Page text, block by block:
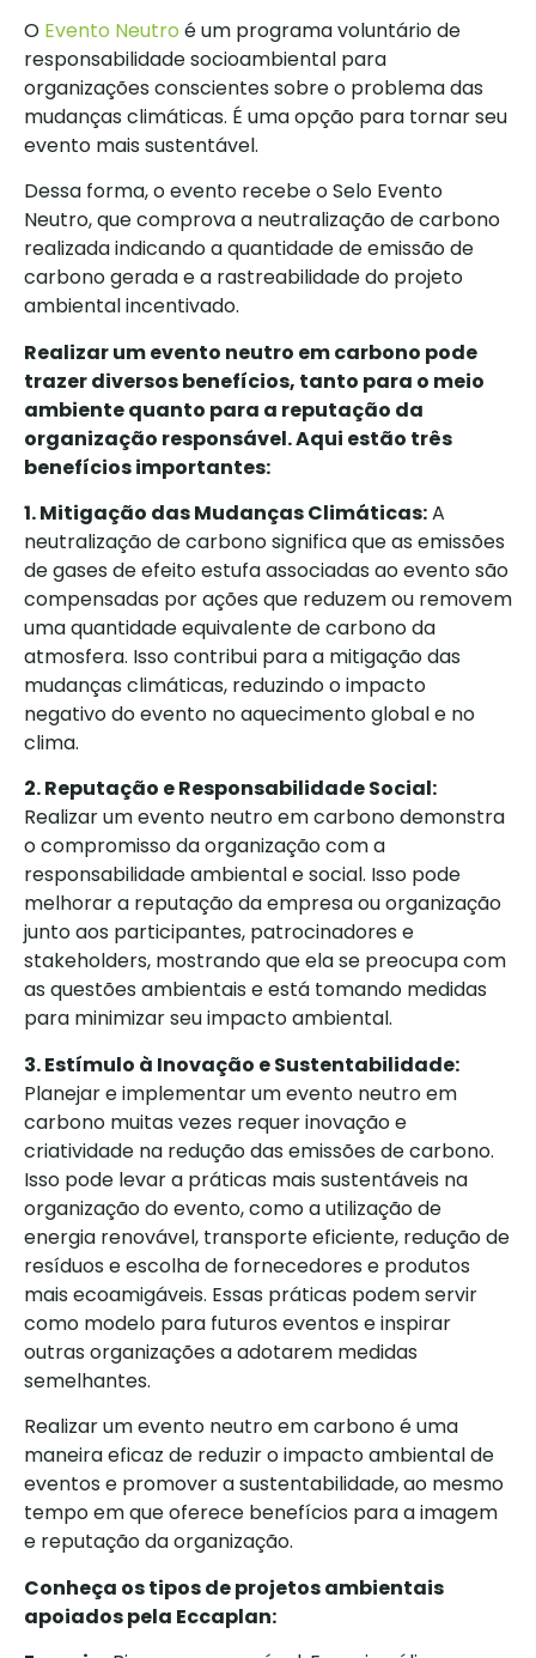
O Evento Neutro é um programa voluntário de
responsabilidade socioambiental para
organizações conscientes sobre o problema das
mudanças climáticas. É uma opção para tornar seu
evento mais sustentável.
Dessa forma, o evento recebe o Selo Evento
Neutro, que comprova a neutralização de carbono
realizada indicando a quantidade de emissão de
carbono gerada e a rastreabilidade do projeto
ambiental incentivado.
Realizar um evento neutro em carbono pode
trazer diversos benefícios, tanto para o meio
ambiente quanto para a reputação da
organização responsável. Aqui estão três
benefícios importantes:
1. Mitigação das Mudanças Climáticas:A
neutralização de carbono significa que as emissões
de gases de efeito estufa associadas ao evento são
compensadas por ações que reduzem ou removem
uma quantidade equivalente de carbono da
atmosfera. Isso contribui para a mitigação das
mudanças climáticas, reduzindo o impacto
negativo do evento no aquecimento global e no
clima.
2. Reputação e Responsabilidade Social:
Realizar um evento neutro em carbono demonstra
o compromisso da organização com a
responsabilidade ambiental e social. Isso pode
melhorar a reputação da empresa ou organização
junto aos participantes, patrocinadores e
stakeholders, mostrando que ela se preocupa com
as questões ambientais e está tomando medidas
para minimizar seu impacto ambiental.
3. Estímulo à Inovação e Sustentabilidade:
Planejar e implementar um evento neutro em
carbono muitas vezes requer inovação e
criatividade na redução das emissões de carbono.
Isso pode levar a práticas mais sustentáveis na
organização do evento, como a utilização de
energia renovável, transporte eficiente, redução de
resíduos e escolha de fornecedores e produtos
mais ecoamigáveis. Essas práticas podem servir
como modelo para futuros eventos e inspirar
outras organizações a adotarem medidas
semelhantes.
Realizar um evento neutro em carbono é uma
maneira eficaz de reduzir o impacto ambiental de
eventos e promover a sustentabilidade, ao mesmo
tempo em que oferece benefícios para a imagem
e reputação da organização.
Conheça os tipos de projetos ambientais
apoiados pela Eccaplan: